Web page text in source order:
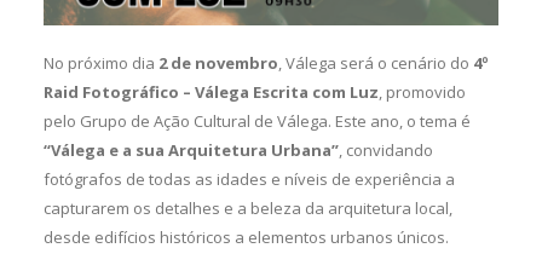
No próximo dia 2 de novembro, Válega será o cenário do 4º
Raid Fotográfico – Válega Escrita com Luz, promovido
pelo Grupo de Ação Cultural de Válega. Este ano, o tema é
“Válega e a sua Arquitetura Urbana”, convidando
fotógrafos de todas as idades e níveis de experiência a
capturarem os detalhes e a beleza da arquitetura local,
desde edifícios históricos a elementos urbanos únicos.